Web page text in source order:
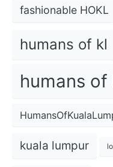
fashionable HOKL
humans of kl
humans
kuala lumpur